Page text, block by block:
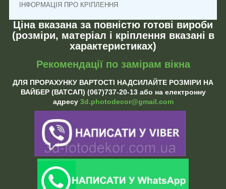
ІНФОРМАЦІЯ ПРО КРІПЛЕННЯ
Ціна вказана за повністю готові вироби
(розміри, матеріал і кріплення вказані в
характеристиках)
Рекомендації по замірам вікна
ДЛЯ ПРОРАХУНКУ ВАРТОСТІ НАДСИЛАЙТЕ РОЗМІРИ НА
ВАЙБЕР (ВАТСАП) (067)737-20-13 або на електронну
адресу 3d.photodecor@gmail.com